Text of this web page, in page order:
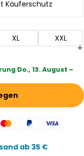
Käuferschutz
XL
XXL
Do., 13. August –
ab 35 €